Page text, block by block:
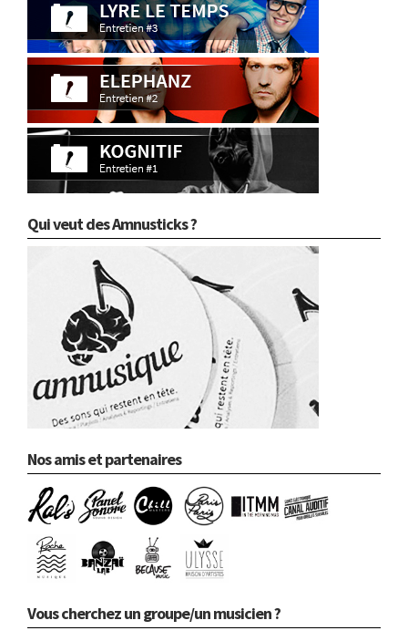
Qui veut des Amnusticks ?
Nos amis et partenaires
Vous cherchez un groupe/un musicien ?